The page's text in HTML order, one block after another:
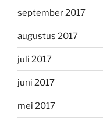
september 2017
augustus 2017
juli 2017
juni 2017
mei 2017